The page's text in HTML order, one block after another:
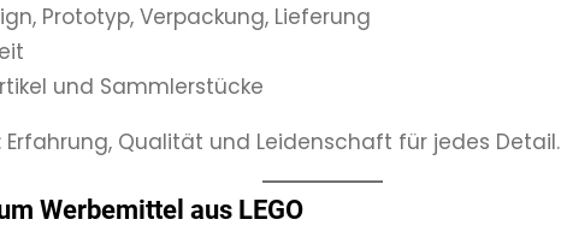
Prototyp, Verpackung, Lieferung
und Sammlerstücke
Qualität und Leidenschaft für jedes Detail.
Werbemittel aus LEGO